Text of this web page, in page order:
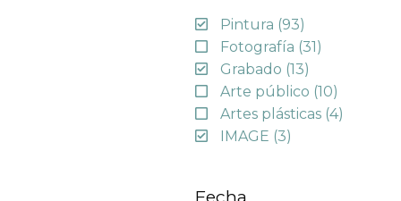
Pintura (93)
Fotografía (31)
Grabado (13)
Arte público (10)
Artes plásticas (4)
IMAGE (3)